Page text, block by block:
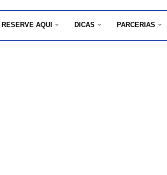
RESERVE AQUI DICAS PARCERIAS